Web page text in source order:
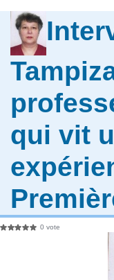
qui vit
0 vote